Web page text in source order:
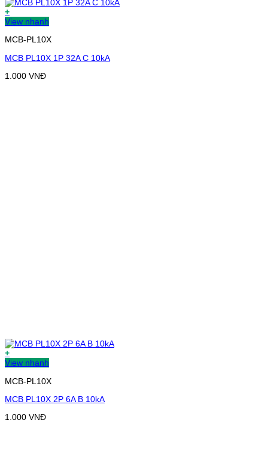
+
View nhanh
MCB-PL10X
MCB PL10X 1P 32A C 10kA
1.000 VNĐ
+
View nhanh
MCB-PL10X
MCB PL10X 2P 6A B 10kA
1.000 VNĐ